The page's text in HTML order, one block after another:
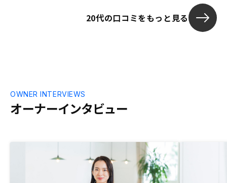
20代の口コミをもっと見る
オーナーインタビュー
OWNER INTERVIEWS